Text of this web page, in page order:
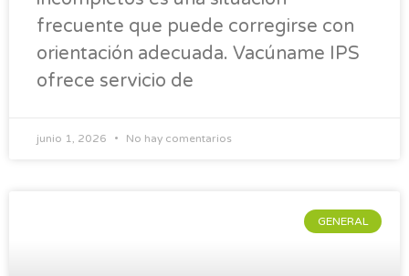
frecuente que puede corregirse con
orientación adecuada. Vacúname IPS
ofrece servicio de
junio 1, 2026 No hay comentarios
GENERAL